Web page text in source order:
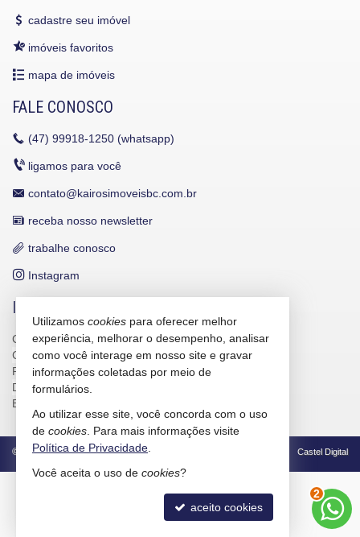
cadastre seu imóvel
imóveis favoritos
mapa de imóveis
FALE CONOSCO
(47) 99918-1250 (whatsapp)
ligamos para você
contato@kairosimoveisbc.com.br
receba nosso newsletter
trabalhe conosco
Instagram
INDICADORES FINANCEIROS
CUB /SC
R$ 3.151,24
CUB /SC variação
0,95%
Poupança
0,6738%
Dólar Comercial
Euro
© 2026 CRECI/SC 4586-J Política de Privacidade Castel Digital
3
Utilizamos cookies para oferecer melhor
experiência, melhorar o desempenho, analisar
como você interage em nosso site e gravar
informações coletadas por meio de
formulários.
Ao utilizar esse site, você concorda com o uso
de cookies . Para mais informações visite
Política de Privacidade
Você aceita o uso de cookies?
aceito cookies